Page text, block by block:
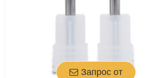
Запрос от